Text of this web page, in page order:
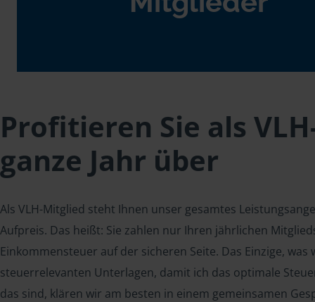
Profitieren Sie als
ganze Jahr über
Als VLH-Mitglied steht Ihnen unser gesamtes
Aufpreis. Das heißt: Sie zahlen nur Ihren jährlichen
Einkommensteuer auf der sicheren Seite. Das Einzige,
steuerrelevanten Unterlagen, damit ich das optimale
das sind, klären wir am besten in einem gemeinsamen